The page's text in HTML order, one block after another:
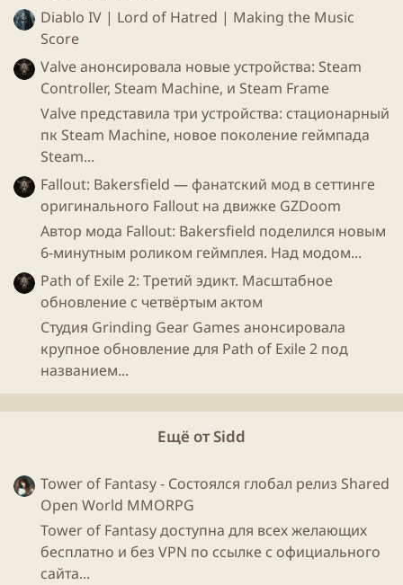
Наше жилище строится в несколько этапов, начиная
с фундамента, и заканчивая стенами и доверью:
Diablo IV | Lord of Hatred | Making the Music
Score
Valve анонсировала новые устройства: Steam
Controller, Steam Machine, и Steam Frame
Valve представила три устройства: стационарный
пк Steam Machine, новое поколение геймпада
Steam...
Fallout: Bakersfield — фанатский мод в сеттинге
оригинального Fallout на движке GZDoom
Автор мода Fallout: Bakersfield поделился новым
6-минутным роликом геймплея. Над модом...
Path of Exile 2: Третий эдикт. Масштабное
обновление с четвёртым актом
Студия Grinding Gear Games анонсировала
крупное обновление для Path of Exile 2 под
названием...
Ещё от Sidd
Tower of Fantasy - Состоялся глобал релиз Shared
Open World MMORPG
Tower of Fantasy доступна для всех желающих
бесплатно и без VPN по ссылке с официального
сайта...